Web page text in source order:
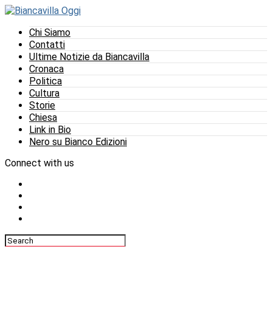
Chi Siamo
Contatti
Ultime Notizie da Biancavilla
Cronaca
Politica
Cultura
Storie
Chiesa
Link in Bio
Nero su Bianco Edizioni
Connect with us